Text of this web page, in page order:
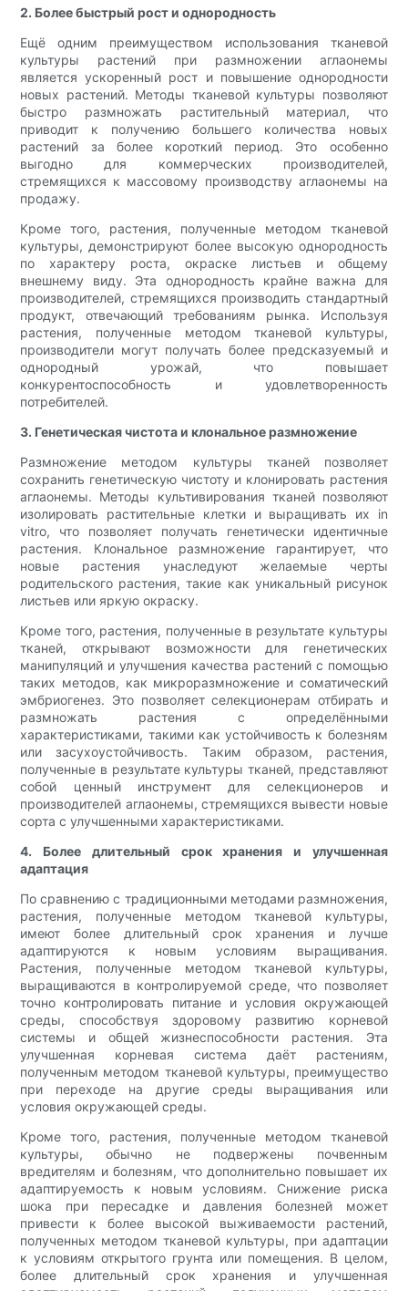
2. Более быстрый рост и однородность
Ещё одним преимуществом использования тканевой
культуры растений при размножении аглаонемы
является ускоренный рост и повышение однородности
новых растений. Методы тканевой культуры позволяют
быстро размножать растительный материал, что
приводит к получению большего количества новых
растений за более короткий период. Это особенно
выгодно для коммерческих производителей,
стремящихся к массовому производству аглаонемы на
продажу.
Кроме того, растения, полученные методом тканевой
культуры, демонстрируют более высокую однородность
по характеру роста, окраске листьев и общему
внешнему виду. Эта однородность крайне важна для
производителей, стремящихся производить стандартный
продукт, отвечающий требованиям рынка. Используя
растения, полученные методом тканевой культуры,
производители могут получать более предсказуемый и
однородный урожай, что повышает
конкурентоспособность и удовлетворенность
потребителей.
3. Генетическая чистота и клональное размножение
Размножение методом культуры тканей позволяет
сохранить генетическую чистоту и клонировать растения
аглаонемы. Методы культивирования тканей позволяют
изолировать растительные клетки и выращивать их in
vitro, что позволяет получать генетически идентичные
растения. Клональное размножение гарантирует, что
новые растения унаследуют желаемые черты
родительского растения, такие как уникальный рисунок
листьев или яркую окраску.
Кроме того, растения, полученные в результате культуры
тканей, открывают возможности для генетических
манипуляций и улучшения качества растений с помощью
таких методов, как микроразмножение и соматический
эмбриогенез. Это позволяет селекционерам отбирать и
размножать растения с определёнными
характеристиками, такими как устойчивость к болезням
или засухоустойчивость. Таким образом, растения,
полученные в результате культуры тканей, представляют
собой ценный инструмент для селекционеров и
производителей аглаонемы, стремящихся вывести новые
сорта с улучшенными характеристиками.
4. Более длительный срок хранения и улучшенная
адаптация
По сравнению с традиционными методами размножения,
растения, полученные методом тканевой культуры,
имеют более длительный срок хранения и лучше
адаптируются к новым условиям выращивания.
Растения, полученные методом тканевой культуры,
выращиваются в контролируемой среде, что позволяет
точно контролировать питание и условия окружающей
среды, способствуя здоровому развитию корневой
системы и общей жизнеспособности растения. Эта
улучшенная корневая система даёт растениям,
полученным методом тканевой культуры, преимущество
при переходе на другие среды выращивания или
условия окружающей среды.
Кроме того, растения, полученные методом тканевой
культуры, обычно не подвержены почвенным
вредителям и болезням, что дополнительно повышает их
адаптируемость к новым условиям. Снижение риска
шока при пересадке и давления болезней может
привести к более высокой выживаемости растений,
полученных методом тканевой культуры, при адаптации
к условиям открытого грунта или помещения. В целом,
более длительный срок хранения и улучшенная